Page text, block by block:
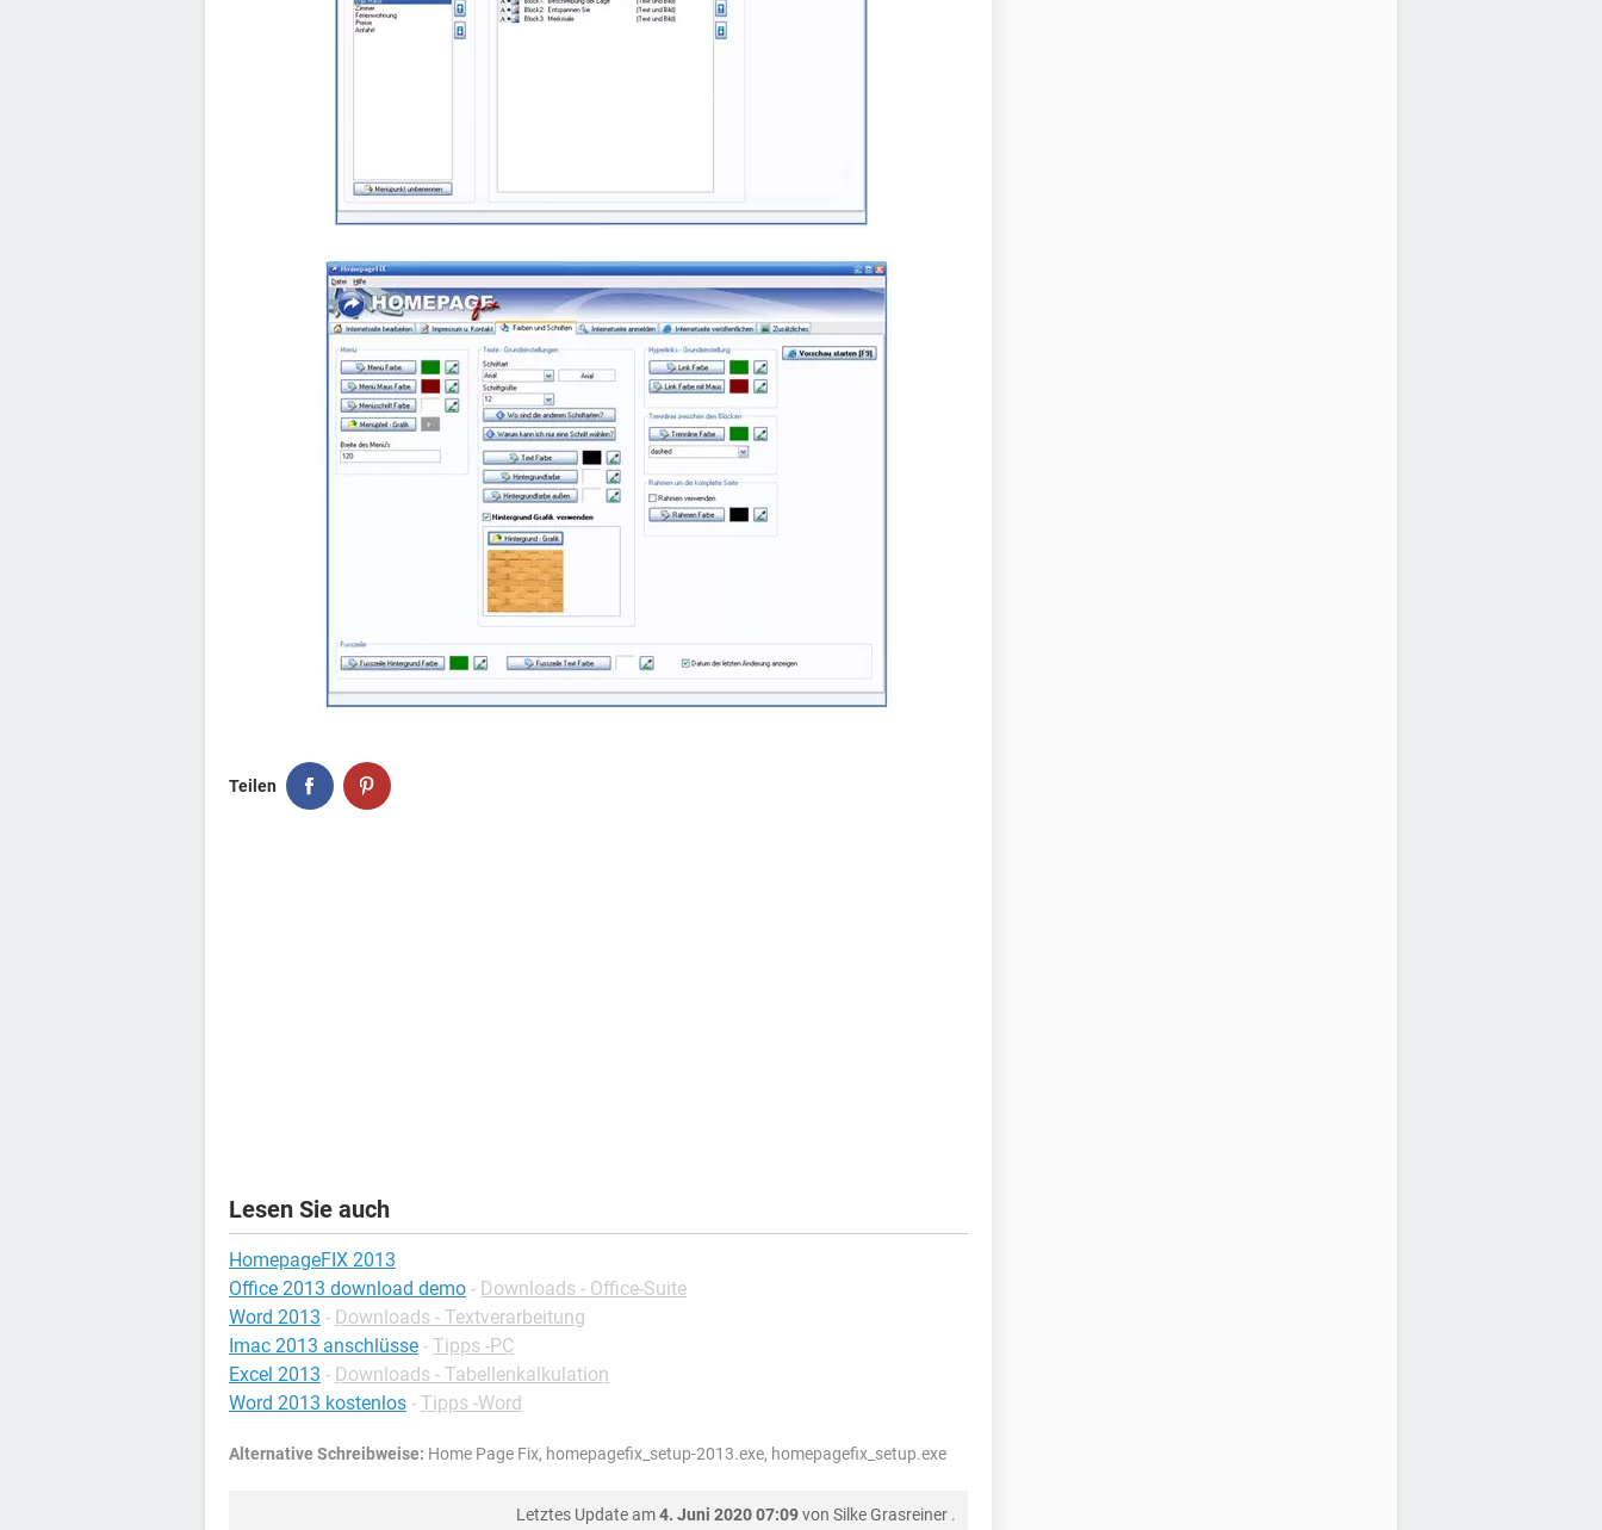
Teilen
Lesen Sie auch
HomepageFIX 2013
Office 2013 download demo - Downloads - Office-Suite
Word 2013 - Downloads - Textverarbeitung
Imac 2013 anschlüsse - Tipps -PC
Excel 2013 - Downloads - Tabellenkalkulation
Word 2013 kostenlos - Tipps -Word
Alternative Schreibweise: Home Page Fix, homepagefix_setup-2013.exe, homepagefix_setup.exe
Letztes Update am4. Juni 2020 07:09von Silke Grasreiner .